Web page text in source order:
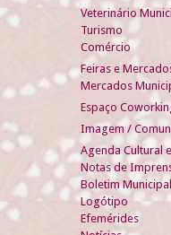
Veterinário
Turismo
Comércio
Feiras e
Mercados
Espaço
Imagem /
Agenda Cultural
Notas de
Boletim Municipal
Logótipo
Efemérides